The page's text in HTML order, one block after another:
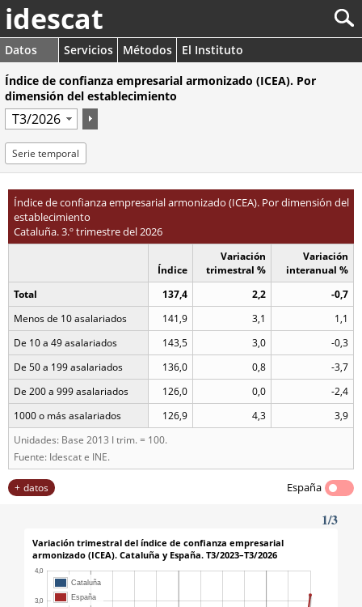
idescat
Datos Servicios Métodos
El Instituto
Índice de confianza empresarial armonizado (ICEA). Por
dimensión del establecimiento
Serie temporal
Índice de confianza empresarial armonizado (ICEA). Por dimensión del
establecimiento
Cataluña. 3.º trimestre del 2026
Índice
Variación
trimestral %
Variación
interanual %
Total
137,4 2,2
-0,7
Menos de 10 asalariados
141,9 3,1
1,1
De 10 a 49 asalariados
143,5 3,0
-0,3
De 50 a 199 asalariados
136,0 0,8
-3,7
De 200 a 999 asalariados
126,0 0,0
-2,4
1000 o más asalariados
126,9 4,3
3,9
Unidades: Base 2013 I trim. = 100.
Fuente: Idescat e INE.
datos España